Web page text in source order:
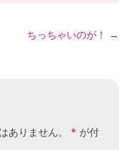
ちっちゃいのが！ →
ありません。 * が付